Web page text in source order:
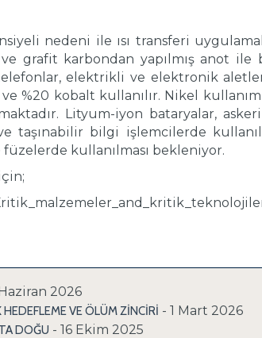
nedeni ile ısı transferi
grafit karbondan yapılmış anot
elektrikli ve elektronik
%20 kobalt kullanılır. Nikel
Lityum-iyon bataryalar,
taşınabilir bilgi işlemcilerde
füzelerde kullanılması bekleniyor.
2026
VE ÖLÜM ZİNCİRİ - 1 Mart 2026
DOĞU - 16 Ekim 2025